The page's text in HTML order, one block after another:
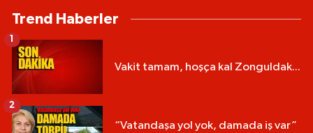
Trend Haberler
Vakit tamam, hoşça kal Zonguldak...
“Vatandaşa yol yok, damada iş var”
2